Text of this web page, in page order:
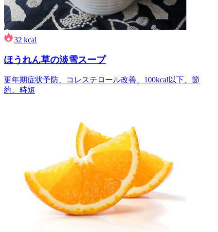
32 kcal
ほうれん草の淡雪スープ
更年期症状予防、コレステロール改善、100kcal以下、節
約、時短